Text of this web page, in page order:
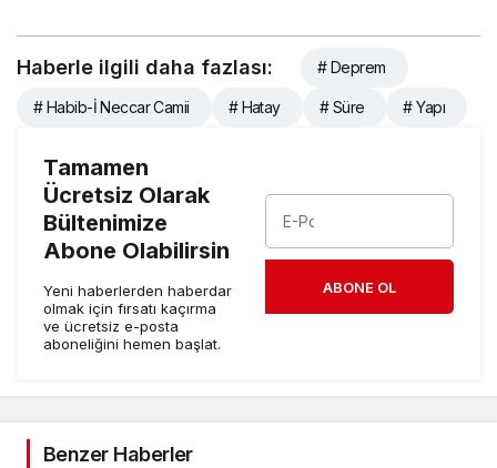
Haberle ilgili daha fazlası: # Deprem
# Habib-İ Neccar Camii # Hatay # Süre # Yapı
Tamamen
Ücretsiz Olarak
Bültenimize
Abone Olabilirsin
Yeni haberlerden haberdar
olmak için fırsatı kaçırma
ve ücretsiz e-posta
aboneliğini hemen başlat.
ABONE OL
Benzer Haberler